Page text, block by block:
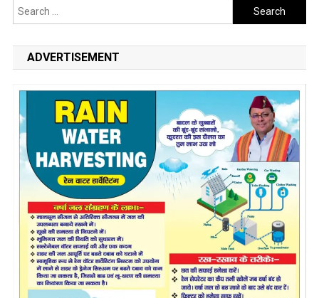
Search
for:
ADVERTISEMENT